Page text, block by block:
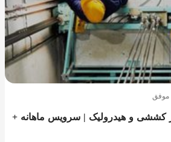
موفق
کششی و هیدرولیک | سرویس ماهانه +